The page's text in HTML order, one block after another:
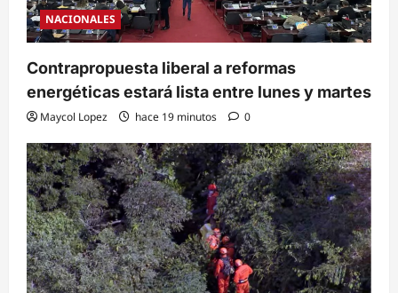
NACIONALES
Contrapropuesta liberal a reformas
energéticas estará lista entre lunes y martes
Maycol Lopez hace 19 minutos 0